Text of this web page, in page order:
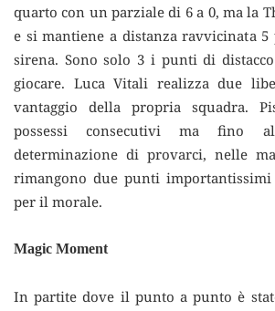
quarto con un parziale di 6 a 0, ma la
e si mantiene a distanza ravvicinata 5
sirena. Sono solo 3 i punti di distacco
giocare. Luca Vitali realizza due
vantaggio della propria squadra.
possessi consecutivi ma
determinazione di provarci, nelle
rimangono due punti
per il morale.
Magic Moment
In partite dove il punto a punto è